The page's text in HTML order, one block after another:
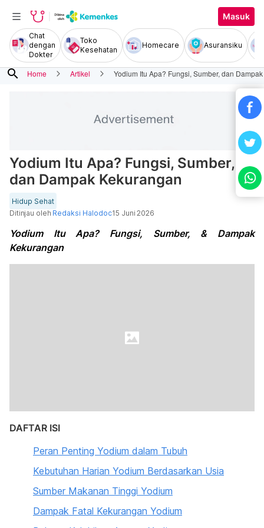
Masuk
Chat
dengan
Dokter
Toko
Kesehatan
Homecare Asuransiku
search Home Artikel Yodium Itu Apa? Fungsi, Sumber, dan
Yodium Itu Apa? Fungsi, Sumber,
dan Dampak Kekurangan
Hidup Sehat
Ditinjau oleh Redaksi Halodoc15 Juni 2026
Yodium Itu Apa? Fungsi, Sumber, & Dampak
Kekurangan
DAFTAR ISI
Peran Penting Yodium dalam Tubuh
Kebutuhan Harian Yodium Berdasarkan Usia
Sumber Makanan Tinggi Yodium
Dampak Fatal Kekurangan Yodium